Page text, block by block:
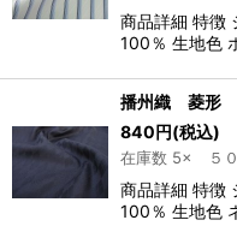
商品詳細 特徴
100％ 生地色
播州織 菱形
840円(税込)
在庫数 5× ５
商品詳細 特徴
100％ 生地色